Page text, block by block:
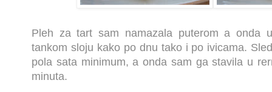
Pleh za tart sam namazala puterom a onda
tankom sloju kako po dnu tako i po ivicama.
pola sata minimum, a onda sam ga stavila u
minuta.